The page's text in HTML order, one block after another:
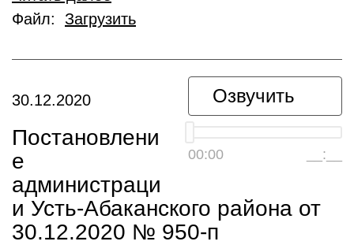
Файл: Загрузить
Озвучить
00:00 __:__
30.12.2020
Постановлени
е
администраци
и Усть-Абаканского района от
30.12.2020 № 950-п